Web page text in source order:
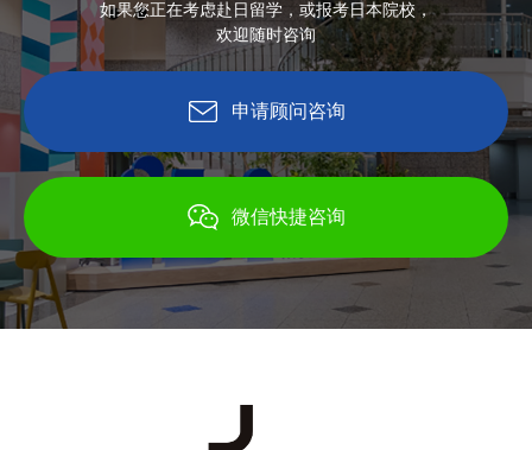
如果您正在考虑赴日留学，或报考日本院校，
欢迎随时咨询
申请顾问咨询
微信快捷咨询